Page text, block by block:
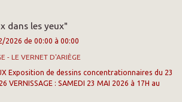
dans les yeux"
2026 de 00:00 à 00:00
- LE VERNET D'ARIÈGE
Exposition de dessins concentrationnaires du 23
VERNISSAGE : SAMEDI 23 MAI 2026 à 17H au